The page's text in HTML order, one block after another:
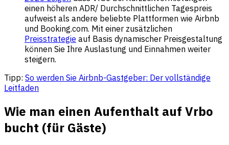
einen höheren ADR/ Durchschnittlichen Tagespreis
aufweist als andere beliebte Plattformen wie Airbnb
und Booking.com. Mit einer zusätzlichen
Preisstrategie auf Basis dynamischer Preisgestaltung
können Sie Ihre Auslastung und Einnahmen weiter
steigern.
Tipp: So werden Sie Airbnb-Gastgeber: Der vollständige
Leitfaden
Wie man einen Aufenthalt auf Vrbo
bucht (für Gäste)